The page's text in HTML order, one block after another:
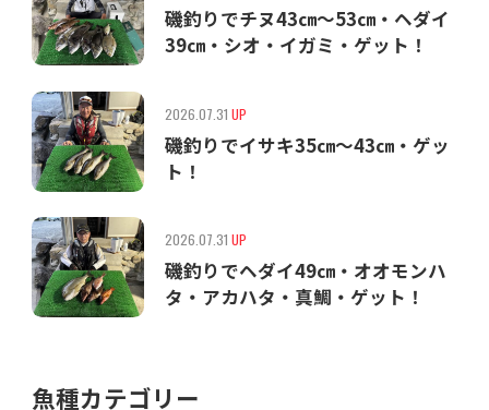
磯釣りでチヌ43㎝〜53㎝・ヘダイ
39㎝・シオ・イガミ・ゲット！
2026.07.31 UP
磯釣りでイサキ35㎝〜43㎝・ゲッ
ト！
2026.07.31 UP
磯釣りでヘダイ49㎝・オオモンハ
タ・アカハタ・真鯛・ゲット！
魚種カテゴリー